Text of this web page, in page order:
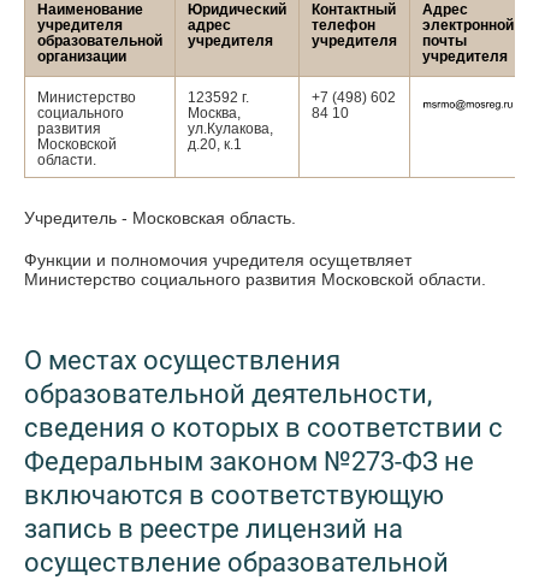
Наименование
учредителя
образовательной
организации
Юридический
адрес
учредителя
Контактный
телефон
учредителя
Адрес
электронной
почты
учредителя
Министерство
социального
развития
Московской
области.
123592 г.
Москва,
ул.Кулакова,
д.20, к.1
+7 (498) 602
84 10
Учредитель - Московская область.
Функции и полномочия учредителя осущетвляет
Министерство социального развития Московской области.
О местах осуществления
образовательной деятельности,
сведения о которых в соответствии с
Федеральным законом №273-ФЗ не
включаются в соответствующую
запись в реестре лицензий на
осуществление образовательной